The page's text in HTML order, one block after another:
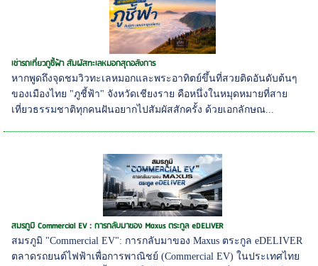
เช่ารถเที่ยวภูชี้ฟ้า สัมผัสทะเลหมอกสุดอลังการ
หากพูดถึงจุดชมวิวทะเลหมอกและพระอาทิตย์ขึ้นที่สวยติดอันดับต้นๆ
ของเมืองไทย "ภูชี้ฟ้า" จังหวัดเชียงราย คือหนึ่งในหมุดหมายที่สาย
เที่ยวธรรมชาติทุกคนฝันอยากไปสัมผัสสักครั้ง ด้วยเอกลักษณ...
สมรภูมิ Commercial EV : การกลับมาของ Maxus ตระกูล eDELIVER
สมรภูมิ "Commercial EV": การกลับมาของ Maxus ตระกูล eDELIVER
ตลาดรถยนต์ไฟฟ้าเพื่อการพาณิชย์ (Commercial EV) ในประเทศไทย